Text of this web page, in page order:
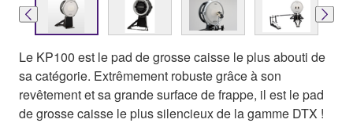
Le KP100 est le pad de grosse caisse le plus abouti de
sa catégorie. Extrêmement robuste grâce à son
revêtement et sa grande surface de frappe, il est le pad
de grosse caisse le plus silencieux de la gamme DTX !